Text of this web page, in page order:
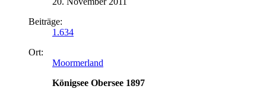
Beiträge:
1.634
Ort:
Moormerland
Königsee Obersee 1897